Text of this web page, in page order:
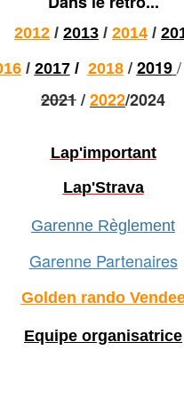
2012 / 2013 / 2014 /
/ 2017/ 2018 / 2019
2021/2022/2024
Lap'important
Lap'Strava
Garenne Règlement
Garenne Partenaires
Golden rando
Equipe organisatrice